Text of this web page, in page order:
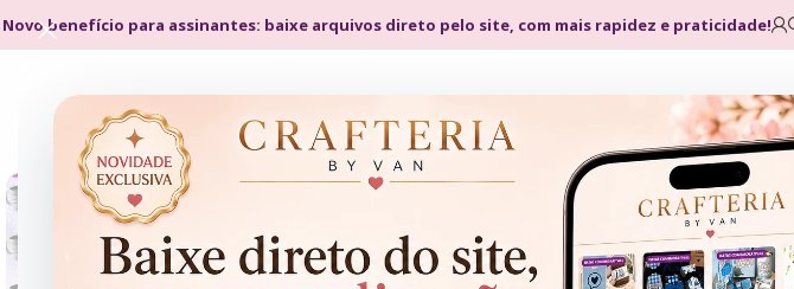
Novo benefício para assinantes: baixe arquivos direto pelo site, com mais rapidez e praticidade!
Home Loja
- 50%
Início